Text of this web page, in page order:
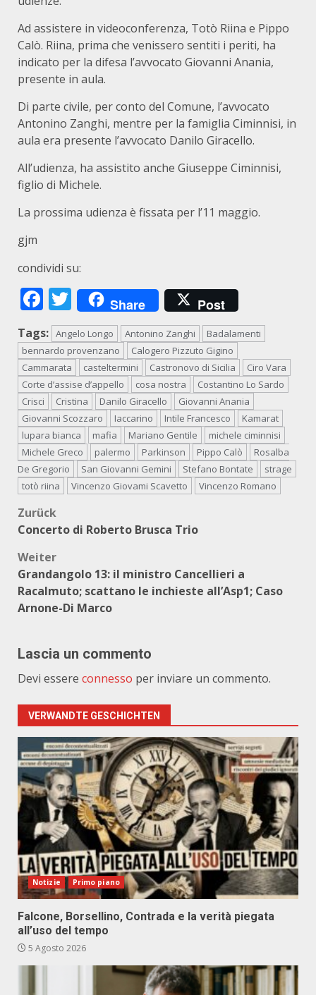
Ad assistere in videoconferenza, Totò Riina e Pippo
Calò. Riina, prima che venissero sentiti i periti, ha
indicato per la difesa l’avvocato Giovanni Anania,
presente in aula.
Di parte civile, per conto del Comune, l’avvocato
Antonino Zanghi, mentre per la famiglia Ciminnisi, in
aula era presente l’avvocato Danilo Giracello.
All’udienza, ha assistito anche Giuseppe Ciminnisi,
figlio di Michele.
La prossima udienza è fissata per l’11 maggio.
gjm
condividi su:
Facebook
Twitter
Share Post
Tags: Angelo Longo Antonino Zanghi
Badalamenti
bennardo provenzano
Calogero Pizzuto Gigino
Cammarata
casteltermini Castronovo di Sicilia
Ciro Vara
Corte d’assise d’appello
cosa nostra
Costantino Lo Sardo
Crisci
Cristina Danilo Giracello
Giovanni Anania
Giovanni Scozzaro
Iaccarino Intile Francesco
Kamarat
lupara bianca
mafia Mariano Gentile
michele ciminnisi
Michele Greco
palermo Parkinson Pippo Calò
Rosalba
De Gregorio
San Giovanni Gemini Stefano Bontate
strage
totò riina
Vincenzo Giovami Scavetto Vincenzo Romano
Beitragsnavigation
Zurück
Concerto di Roberto Brusca Trio
Weiter
Grandangolo 13: il ministro Cancellieri a
Racalmuto; scattano le inchieste all’Asp1; Caso
Arnone-Di Marco
Lascia un commento
Devi essere connesso per inviare un commento.
VERWANDTE GESCHICHTEN
Notizie Primo piano
Falcone, Borsellino, Contrada e la verità piegata
all’uso del tempo
5 Agosto 2026